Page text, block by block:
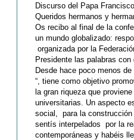
Discurso del Papa Francisco
Queridos hermanos y
Os recibo al final de la
un mundo globalizado:
organizada por la
Presidente las palabras
Desde hace poco menos
“, tiene como objetivo
la gran riqueza que
universitarias. Un aspecto
social, para la
sentís interpelados por la
contemporáneas y habéis